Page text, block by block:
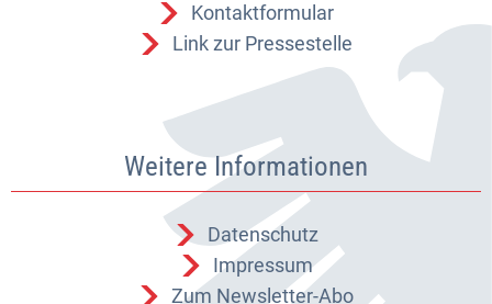
Kontaktformular
Link zur Pressestelle
Weitere Informationen
Datenschutz
Impressum
Zum Newsletter-Abo